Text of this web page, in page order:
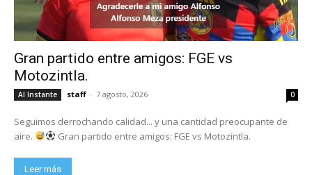
Gran partido entre amigos: FGE vs
Motozintla.
Al Instante staff - 7 agosto, 2026 0
Seguimos derrochando calidad... y una cantidad preocupante de
aire.
Gran partido entre amigos: FGE vs Motozintla.
Leer más